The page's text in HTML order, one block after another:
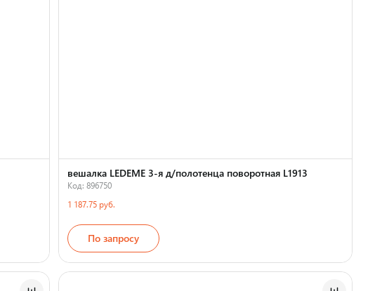
вешалка LEDEME 3-я д/полотенца поворотная L1913
Код: 896750
1 187.75 руб.
По запросу